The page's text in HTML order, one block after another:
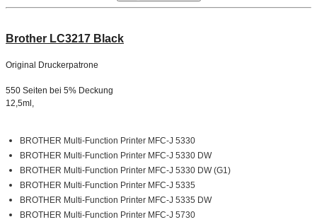
Brother LC3217 Black
Original Druckerpatrone
550 Seiten bei 5% Deckung
12,5ml,
BROTHER Multi-Function Printer MFC-J 5330
BROTHER Multi-Function Printer MFC-J 5330 DW
BROTHER Multi-Function Printer MFC-J 5330 DW (G1)
BROTHER Multi-Function Printer MFC-J 5335
BROTHER Multi-Function Printer MFC-J 5335 DW
BROTHER Multi-Function Printer MFC-J 5730